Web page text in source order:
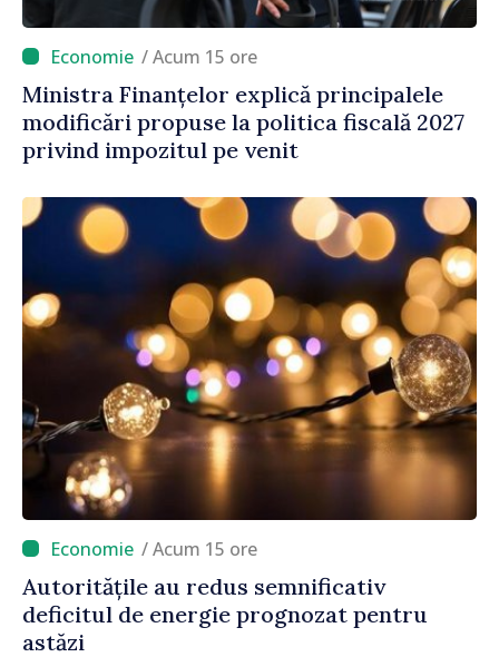
/ Acum 15 ore
Ministra Finanțelor explică principalele
modificări propuse la politica fiscală 2027
privind impozitul pe venit
/ Acum 15 ore
Autoritățile au redus semnificativ
deficitul de energie prognozat pentru
astăzi